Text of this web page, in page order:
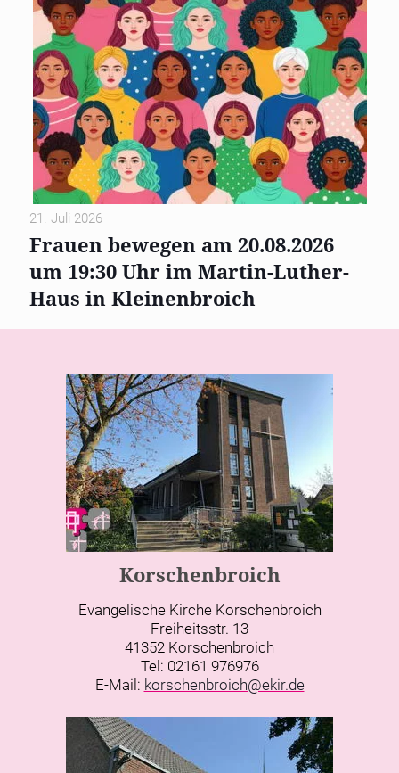
21. Juli 2026
Frauen bewegen am 20.08.2026
um 19:30 Uhr im Martin-Luther-
Haus in Kleinenbroich
Korschenbroich
Evangelische Kirche Korschenbroich
Freiheitsstr. 13
41352 Korschenbroich
Tel: 02161 976976
E-Mail: korschenbroich@ekir.de